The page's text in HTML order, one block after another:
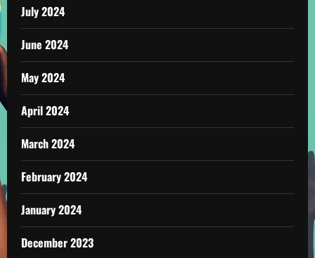
July 2024
June 2024
May 2024
April 2024
March 2024
February 2024
January 2024
December 2023